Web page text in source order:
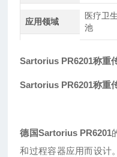
应用领域
医疗卫
池
Sartorius PR6201称重
Sartorius PR6201称重
德国Sartorius PR6201
和过程容器应用而设计